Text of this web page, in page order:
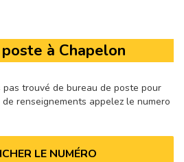
à Chapelon
trouvé de bureau de poste pour
renseignements appelez le numero
LE NUMÉRO